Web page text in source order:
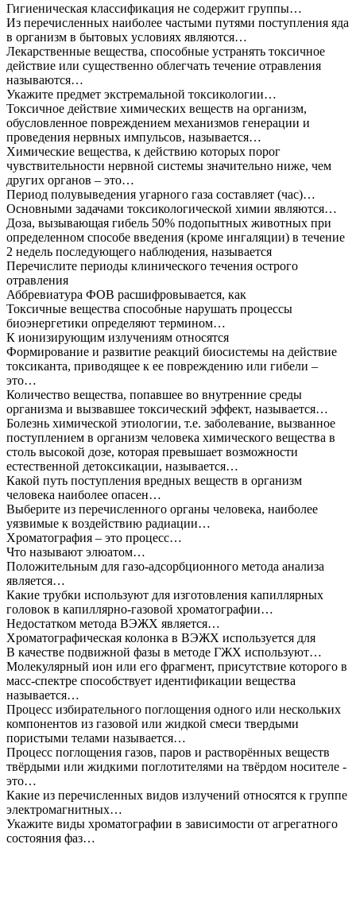
Гигиеническая классификация не содержит группы…
Из перечисленных наиболее частыми путями поступления яда
в организм в бытовых условиях являются…
Лекарственные вещества, способные устранять токсичное
действие или существенно облегчать течение отравления
называются…
Укажите предмет экстремальной токсикологии…
Токсичное действие химических веществ на организм,
обусловленное повреждением механизмов генерации и
проведения нервных импульсов, называется…
Химические вещества, к действию которых порог
чувствительности нервной системы значительно ниже, чем
других органов – это…
Период полувыведения угарного газа составляет (час)…
Основными задачами токсикологической химии являются…
Доза, вызывающая гибель 50% подопытных животных при
определенном способе введения (кроме ингаляции) в течение
2 недель последующего наблюдения, называется
Перечислите периоды клинического течения острого
отравления
Аббревиатура ФОВ расшифровывается, как
Токсичные вещества способные нарушать процессы
биоэнергетики определяют термином…
К ионизирующим излучениям относятся
Формирование и развитие реакций биосистемы на действие
токсиканта, приводящее к ее повреждению или гибели –
это…
Количество вещества, попавшее во внутренние среды
организма и вызвавшее токсический эффект, называется…
Болезнь химической этиологии, т.е. заболевание, вызванное
поступлением в организм человека химического вещества в
столь высокой дозе, которая превышает возможности
естественной детоксикации, называется…
Какой путь поступления вредных веществ в организм
человека наиболее опасен…
Выберите из перечисленного органы человека, наиболее
уязвимые к воздействию радиации…
Хроматография – это процесс…
Что называют элюатом…
Положительным для газо-адсорбционного метода анализа
является…
Какие трубки используют для изготовления капиллярных
головок в капиллярно-газовой хроматографии…
Недостатком метода ВЭЖХ является…
Хроматографическая колонка в ВЭЖХ используется для
В качестве подвижной фазы в методе ГЖХ используют…
Молекулярный ион или его фрагмент, присутствие которого в
масс-спектре способствует идентификации вещества
называется…
Процесс избирательного поглощения одного или нескольких
компонентов из газовой или жидкой смеси твердыми
пористыми телами называется…
Процесс поглощения газов, паров и растворённых веществ
твёрдыми или жидкими поглотителями на твёрдом носителе -
это…
Какие из перечисленных видов излучений относятся к группе
электромагнитных…
Укажите виды хроматографии в зависимости от агрегатного
состояния фаз…